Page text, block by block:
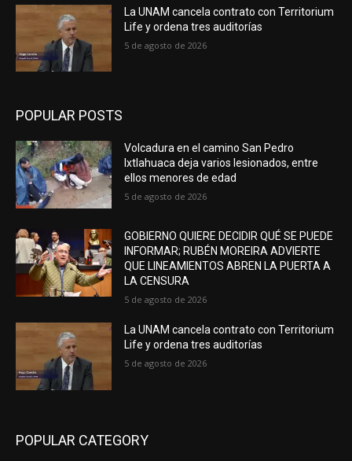
La UNAM cancela contrato con Territorium
Life y ordena tres auditorías
5 de agosto de 2026
POPULAR POSTS
Volcadura en el camino San Pedro
Ixtlahuaca deja varios lesionados, entre
ellos menores de edad
5 de agosto de 2026
GOBIERNO QUIERE DECIDIR QUÉ SE PUEDE
INFORMAR; RUBÉN MOREIRA ADVIERTE
QUE LINEAMIENTOS ABREN LA PUERTA A
LA CENSURA
5 de agosto de 2026
La UNAM cancela contrato con Territorium
Life y ordena tres auditorías
5 de agosto de 2026
POPULAR CATEGORY